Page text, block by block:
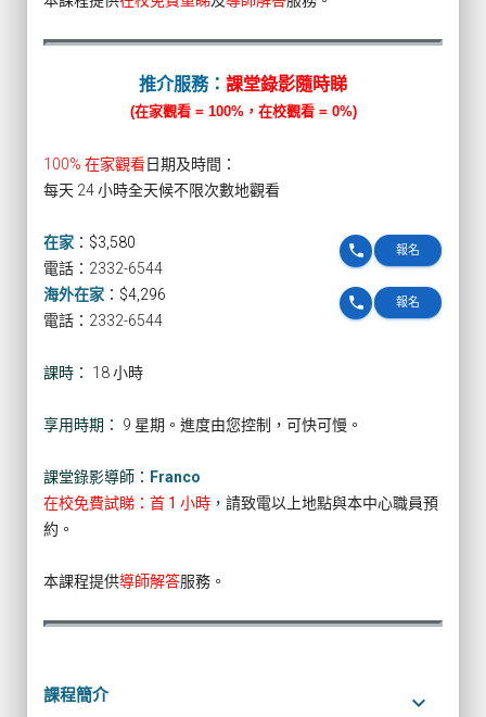
推介服務： 課堂錄影隨時睇
(在家觀看 = 100%，在校觀看 = 0%)
100% 在家觀看日期及時間：
每天 24 小時全天候不限次數地觀看
在家 ： $3,580 報名
phone
電話：2332-6544
海外在家 ： $4,296 報名
phone
電話：2332-6544
課時： 18 小時
享用時期： 9 星期。進度由您控制，可快可慢。
課堂錄影導師： Franco
在校免費試睇：首 1 小時 ，請致電以上地點與本中心職員預
約。
本課程提供導師解答服務。
課程簡介 keyboard_arrow_down